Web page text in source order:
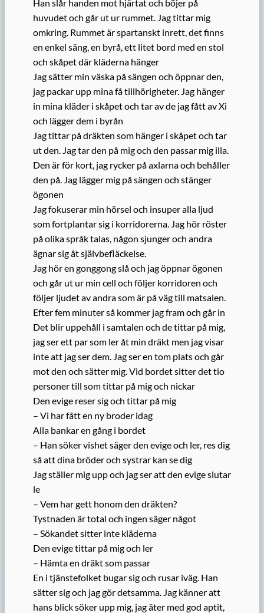
Han slår handen mot hjärtat och böjer på
huvudet och går ut ur rummet. Jag tittar mig
omkring. Rummet är spartanskt inrett, det finns
en enkel säng, en byrå, ett litet bord med en stol
och skåpet där kläderna hänger
Jag sätter min väska på sängen och öppnar den,
jag packar upp mina få tillhörigheter. Jag hänger
in mina kläder i skåpet och tar av de jag fått av Xi
och lägger dem i byrån
Jag tittar på dräkten som hänger i skåpet och tar
ut den. Jag tar den på mig och den passar mig illa.
Den är för kort, jag rycker på axlarna och behåller
den på. Jag lägger mig på sängen och stänger
ögonen
Jag fokuserar min hörsel och insuper alla ljud
som fortplantar sig i korridorerna. Jag hör röster
på olika språk talas, någon sjunger och andra
ägnar sig åt självbefläckelse.
Jag hör en gonggong slå och jag öppnar ögonen
och går ut ur min cell och följer korridoren och
följer ljudet av andra som är på väg till matsalen.
Efter fem minuter så kommer jag fram och går in
Det blir uppehåll i samtalen och de tittar på mig,
jag ser ett par som ler åt min dräkt men jag visar
inte att jag ser dem. Jag ser en tom plats och går
mot den och sätter mig. Vid bordet sitter det tio
personer till som tittar på mig och nickar
Den evige reser sig och tittar på mig
– Vi har fått en ny broder idag
Alla bankar en gång i bordet
– Han söker vishet säger den evige och ler, res dig
så att dina bröder och systrar kan se dig
Jag ställer mig upp och jag ser att den evige slutar
le
– Vem har gett honom den dräkten?
Tystnaden är total och ingen säger något
– Sökandet sitter inte kläderna
Den evige tittar på mig och ler
– Hämta en dräkt som passar
En i tjänstefolket bugar sig och rusar iväg. Han
sätter sig och jag gör detsamma. Jag känner att
hans blick söker upp mig, jag äter med god aptit,